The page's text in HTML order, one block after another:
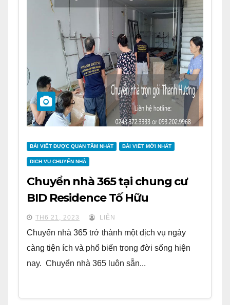
BÀI VIẾT ĐƯỢC QUAN TÂM NHẤT BÀI VIẾT MỚI NHẤT
DỊCH VỤ CHUYỂN NHÀ
Chuyển nhà 365 tại chung cư
BID Residence Tố Hữu
TH6 21, 2023 LIÊN
Chuyển nhà 365 trở thành một dịch vụ ngày
càng tiện ích và phổ biến trong đời sống hiện
nay. Chuyển nhà 365 luôn sẵn...